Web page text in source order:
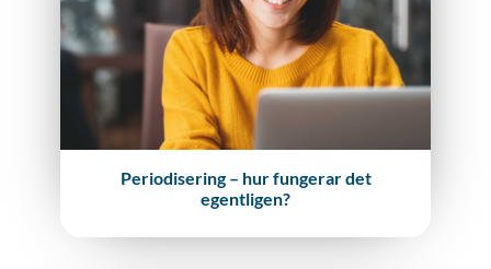
Periodisering – hur fungerar det
egentligen?